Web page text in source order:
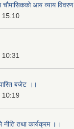
आय व्याय विवरण
15:10
10:31
बजेट ।।
10:19
तथा कार्यक्रम ।।